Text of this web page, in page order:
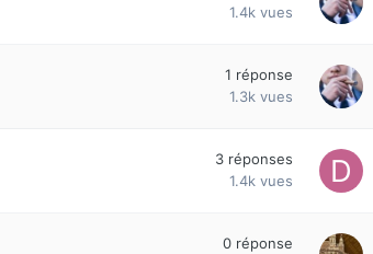
1.4k vues
1 réponse
1.3k vues
3 réponses
1.4k vues
0 réponse